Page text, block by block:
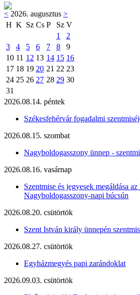
< 2026. augusztus >
H K Sz Cs P Sz V
1
2
3
4 5 6 7 8
9
10 11 12 13 14 15 16
17 18 19 20 21 22 23
24 25 26 27 28 29 30
31
2026.08.14. péntek
Székesfehérvár fogadalmi
2026.08.15. szombat
Nagyboldogasszony ünnep -
2026.08.16. vasárnap
Szentmise és jegyesek megáldása
Nagyboldogasszony-napi búcsún
2026.08.20. csütörtök
Szent István király ünnepén
2026.08.27. csütörtök
Egyházmegyés papi zarándoklat
2026.09.03. csütörtök